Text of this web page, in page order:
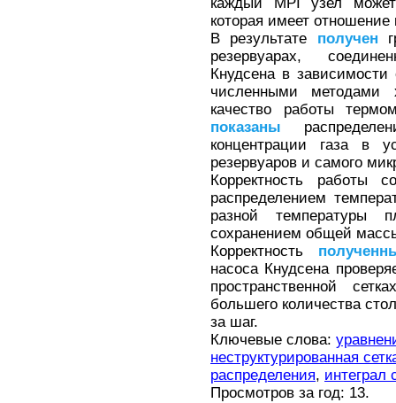
каждый MPI узел
которая имеет отношение
В результате получен
резервуарах,
Кнудсена в
численными методами
качество работы
показаны
концентрации газа в
резервуаров и самого
Корректность работы
распределением
разной температуры
сохранением общей
Корректность
насоса Кнудсена
пространственной
большего количества
за шаг.
Ключевые слова:
неструктурированная
распределения, интеграл
Просмотров за год: 13.